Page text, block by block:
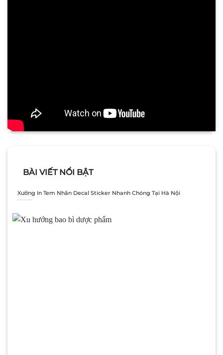
BÀI VIẾT NỔI BẬT
Xưởng In Tem Nhãn Decal Sticker Nhanh Chóng Tại Hà Nội